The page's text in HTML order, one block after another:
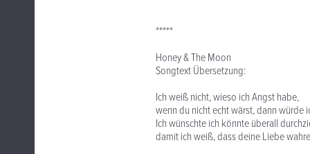
*****
Honey & The Moon
Songtext Übersetzung:
Ich weiß nicht, wieso ich Angst habe,
wenn du nicht echt wärst, dann würde
Ich wünschte ich könnte überall
damit ich weiß, dass deine Liebe